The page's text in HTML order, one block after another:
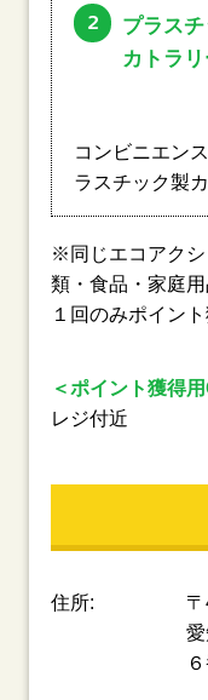
2
プラス
カトラ
コンビニエン
ラスチック製
※同じエコアクシ
類・食品・家庭
１回のみポイン
＜ポイント獲得
レジ付近
住所: